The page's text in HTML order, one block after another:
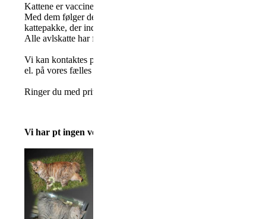
Kattene er vaccineret, chip mærket, registreret i katteregisteret,
Med dem følger deres Felis Danica samtavle, diplomer fra
kattepakke, der indeholder mad, tæppe, legetøj, kam, børste,
Alle avlskatte har fået lavet fuld DNA test for arvelige
Vi kan kontaktes på Jeanette på +45 6175 8317 Knud Erik på
el. på vores fælles mail dkkurilean@gmail.com
Ringer du med privat nr, så svare vi ikke
Vi har pt ingen voksne til omplacering